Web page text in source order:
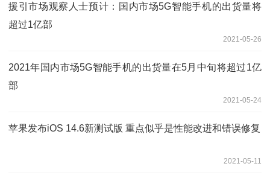
援引市场观察人士预计：国内市场5G智能手机的出货量将
超过1亿部
2021-05-26
2021年国内市场5G智能手机的出货量在5月中旬将超过1亿
部
2021-05-24
苹果发布iOS 14.6新测试版 重点似乎是性能改进和错误修复
2021-05-11